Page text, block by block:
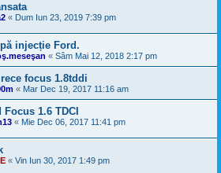
« Dum Iun 23, 2019 7:39 pm
injecție Ford.
« Sâm Mai 12, 2018 2:17 pm
focus 1.8tddi
« Mar Dec 19, 2017 11:16 am
1.6 TDCI
« Mie Dec 06, 2017 11:41 pm
« Vin Iun 30, 2017 1:49 pm